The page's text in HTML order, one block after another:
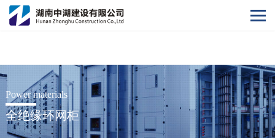
开云网
Power materials
全绝缘环网柜